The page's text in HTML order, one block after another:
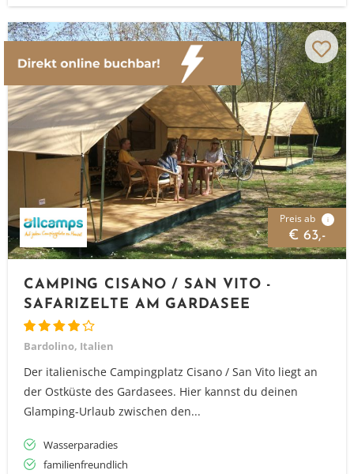
Preis ab i
€ 63,-
CAMPING CISANO / SAN VITO -
SAFARIZELTE AM GARDASEE
Bardolino, Italien
Der italienische Campingplatz Cisano / San Vito liegt an
der Ostküste des Gardasees. Hier kannst du deinen
Glamping-Urlaub zwischen den...
Wasserparadies
familienfreundlich